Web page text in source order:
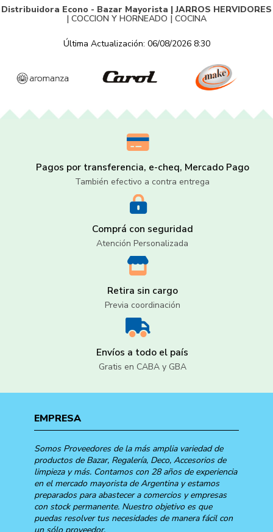
Distribuidora Econo - Bazar Mayorista | JARROS HERVIDORES
| COCCION Y HORNEADO | COCINA
Última Actualización: 06/08/2026 8:30
Pagos por transferencia, e-cheq, Mercado Pago
También efectivo a contra entrega
Comprá con seguridad
Atención Personalizada
Retira sin cargo
Previa coordinación
Envíos a todo el país
Gratis en CABA y GBA
EMPRESA
Somos Proveedores de la más amplia variedad de
productos de Bazar, Regalería, Deco, Accesorios de
limpieza y más. Contamos con 28 años de experiencia
en el mercado mayorista de Argentina y estamos
preparados para abastecer a comercios y empresas
con stock permanente. Nuestro objetivo es que
puedas resolver tus necesidades de manera fácil con